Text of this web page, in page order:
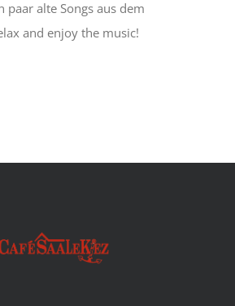
paar alte Songs aus dem
and enjoy the music!